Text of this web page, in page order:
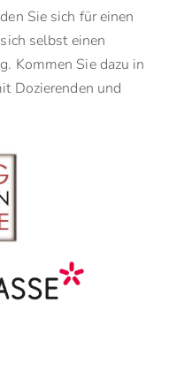
Sie sich für einen
selbst einen
Kommen Sie dazu in
Dozierenden und